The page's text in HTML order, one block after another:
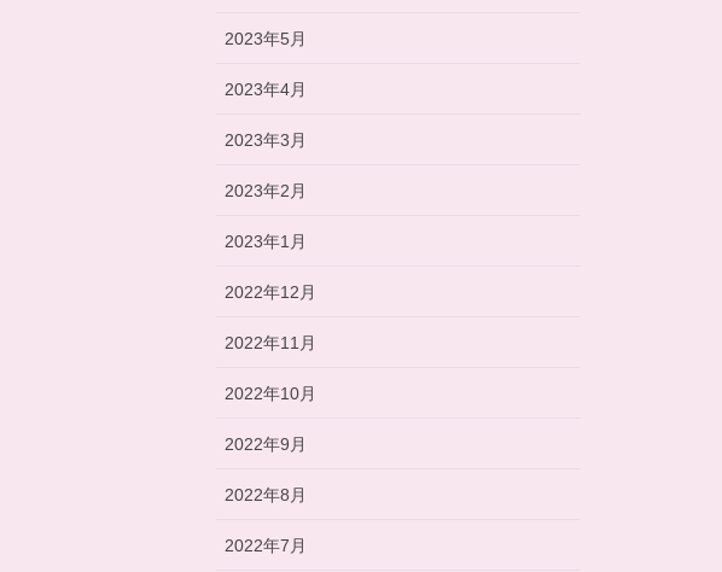
2023年5月
2023年4月
2023年3月
2023年2月
2023年1月
2022年12月
2022年11月
2022年10月
2022年9月
2022年8月
2022年7月